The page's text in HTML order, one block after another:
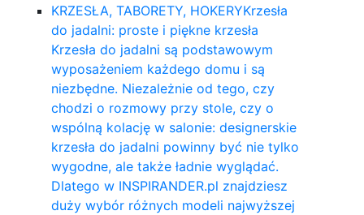
KRZESŁA, TABORETY, HOKERYKrzesła
do jadalni: proste i piękne krzesła
Krzesła do jadalni są podstawowym
wyposażeniem każdego domu i są
niezbędne. Niezależnie od tego, czy
chodzi o rozmowy przy stole, czy o
wspólną kolację w salonie: designerskie
krzesła do jadalni powinny być nie tylko
wygodne, ale także ładnie wyglądać.
Dlatego w INSPIRANDER.pl znajdziesz
duży wybór różnych modeli najwyższej